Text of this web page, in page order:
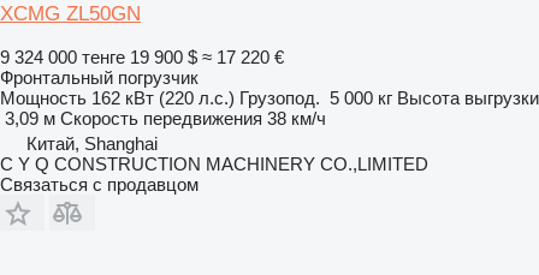
XCMG ZL50GN
9 324 000 тенге 19 900 $ ≈ 17 220 €
Фронтальный погрузчик
Мощность 162 кВт (220 л.с.) Грузопод. 5 000 кг Высота выгрузки
3,09 м Скорость передвижения 38 км/ч
Китай, Shanghai
C Y Q CONSTRUCTION MACHINERY CO.,LIMITED
Связаться с продавцом